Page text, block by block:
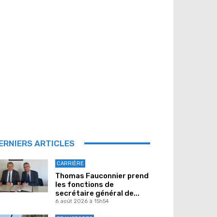
ARTICLES
CARRIÈRE
Thomas Fauconnier prend
les fonctions de
secrétaire général de...
6 août 2026 à 15h54